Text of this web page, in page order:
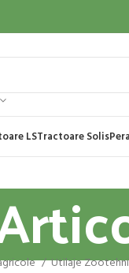
LSTractoare Solis
Utilaje